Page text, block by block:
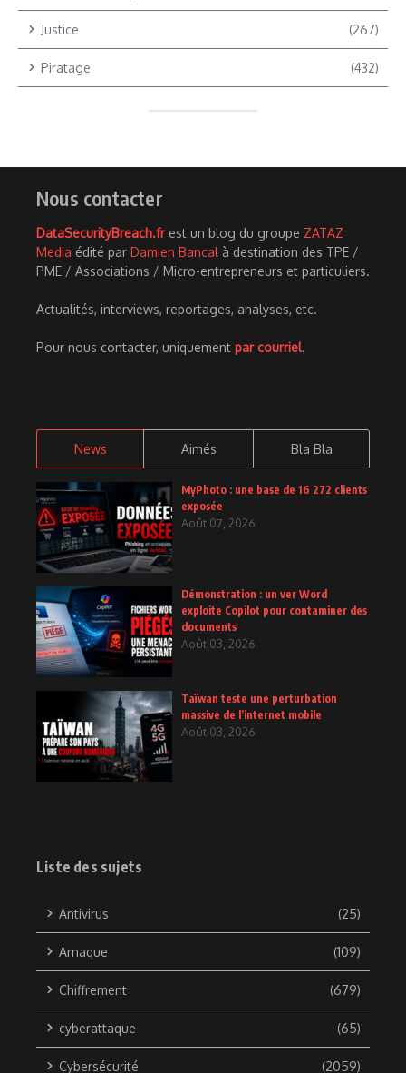
Justice (267)
Piratage (432)
Nous contacter
DataSecurityBreach.frest un blog du groupe ZATAZ
Media édité par Damien Bancal à destination des TPE /
PME / Associations / Micro-entrepreneurs et particuliers.
Actualités, interviews, reportages, analyses, etc.
Pour nous contacter, uniquement par courriel.
News Aimés Bla Bla
MyPhoto : une base de 16 272 clients
exposée
Août 07, 2026
Démonstration : un ver Word
exploite Copilot pour contaminer des
documents
Août 03, 2026
Taïwan teste une perturbation
massive de l’internet mobile
Août 03, 2026
Liste des sujets
Antivirus (25)
Arnaque (109)
Chiffrement (679)
cyberattaque (65)
Cybersécurité (2059)